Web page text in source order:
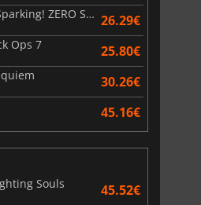
DRAGON BALL Sparking! ZERO Super Limit Breaking NEO 26.29€
Ops 7 25.80€
30.26€
45.16€
Souls
45.52€